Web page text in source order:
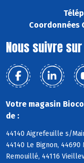
Coordonnées
Nous suivre sur
Votre magasin
de :
44140 Aigrefeuille s/
44140 Le Bignon,
Remouillé, 44116